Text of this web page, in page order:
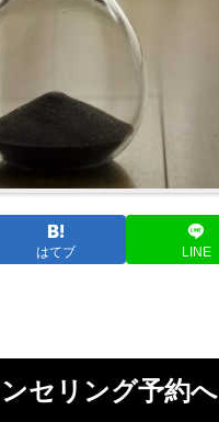
はてブ LINE
セリング予約へ